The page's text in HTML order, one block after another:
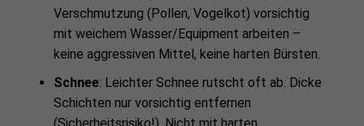
Verschmutzung (Pollen, Vogelkot) vorsichtig
mit weichem Wasser/Equipment arbeiten –
keine aggressiven Mittel, keine harten Bürsten.
Schnee: Leichter Schnee rutscht oft ab. Dicke
Schichten nur vorsichtig entfernen
(Sicherheitsrisiko!). Nicht mit harten